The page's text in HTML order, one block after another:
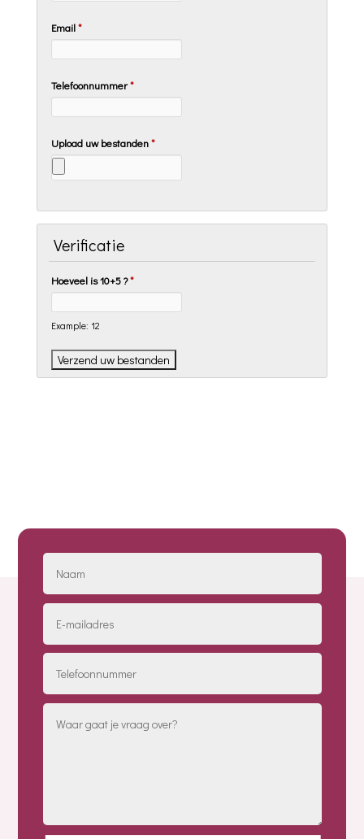
Email*
Telefoonnummer*
Upload uw bestanden*
Verificatie
Hoeveel is 10+5 ?*
Example: 12